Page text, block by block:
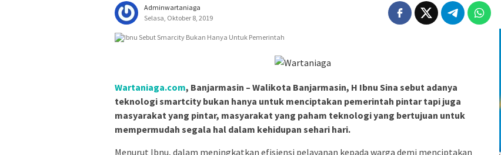
Adminwartaniaga
Selasa, Oktober 8, 2019
Wartaniaga.com, Banjarmasin – Walikota Banjarmasin, H Ibnu Sina sebut adanya
teknologi smartcity bukan hanya untuk menciptakan pemerintah pintar tapi juga
masyarakat yang pintar, masyarakat yang paham teknologi yang bertujuan untuk
mempermudah segala hal dalam kehidupan sehari hari.
Menurut Ibnu, dalam meningkatkan efisiensi pelayanan kepada warga demi menciptakan